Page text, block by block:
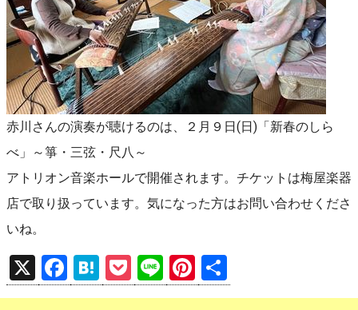
赤川さんの演奏が聴けるのは、２月９日(日)「新春のしら
べ」～箏・三弦・尺八～
アトリオン音楽ホールで開催されます。チケットは梅屋楽器
店で取り扱っています。気になった方はお問い合わせくださ
いね。
X
F
a
H
at
P
o
Li
n
Pi
nt 有